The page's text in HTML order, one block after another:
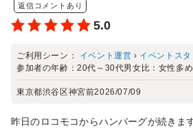
返信コメントあり
5.0
ご利用シーン： イベント運営 › イベントスタ
参加者の年齢：20代～30代男女比： 女性多め
東京都渋谷区神宮前2026/07/09
昨日のロコモコからハンバーグが続きま